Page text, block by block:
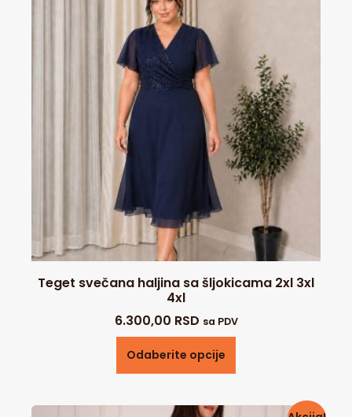
Teget svečana haljina sa šljokicama 2xl 3xl
4xl
6.300,00 RSD sa PDV
Odaberite opcije